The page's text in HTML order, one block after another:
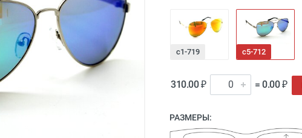
с1-719 с5-712
310.00 ₽ = 0.00 ₽
РАЗМЕРЫ: